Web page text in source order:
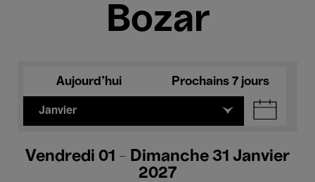
Bozar
Aujourd'hui Prochains 7 jours
Janvier
Vendredi 01 - Dimanche 31 Janvier
2027